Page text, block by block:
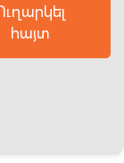
հայտ